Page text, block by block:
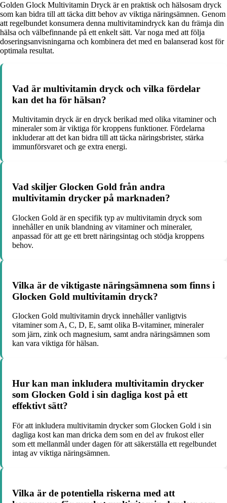
Golden Glock Multivitamin Dryck är en praktisk och hälsosam dryck
som kan bidra till att täcka ditt behov av viktiga näringsämnen. Genom
att regelbundet konsumera denna multivitamindryck kan du främja din
hälsa och välbefinnande på ett enkelt sätt. Var noga med att följa
doseringsanvisningarna och kombinera det med en balanserad kost för
optimala resultat.
Vad är multivitamin dryck och vilka fördelar
kan det ha för hälsan?
Multivitamin dryck är en dryck berikad med olika vitaminer och
mineraler som är viktiga för kroppens funktioner. Fördelarna
inkluderar att det kan bidra till att täcka näringsbrister, stärka
immunförsvaret och ge extra energi.
Vad skiljer Glocken Gold från andra
multivitamin drycker på marknaden?
Glocken Gold är en specifik typ av multivitamin dryck som
innehåller en unik blandning av vitaminer och mineraler,
anpassad för att ge ett brett näringsintag och stödja kroppens
behov.
Vilka är de viktigaste näringsämnena som finns i
Glocken Gold multivitamin dryck?
Glocken Gold multivitamin dryck innehåller vanligtvis
vitaminer som A, C, D, E, samt olika B-vitaminer, mineraler
som järn, zink och magnesium, samt andra näringsämnen som
kan vara viktiga för hälsan.
Hur kan man inkludera multivitamin drycker
som Glocken Gold i sin dagliga kost på ett
effektivt sätt?
För att inkludera multivitamin drycker som Glocken Gold i sin
dagliga kost kan man dricka dem som en del av frukost eller
som ett mellanmål under dagen för att säkerställa ett regelbundet
intag av viktiga näringsämnen.
Vilka är de potentiella riskerna med att